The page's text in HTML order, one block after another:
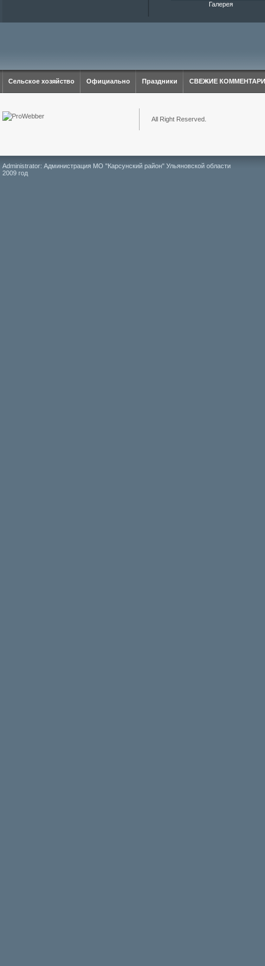
Галерея
Сельское хозяйство Официально Праздники СВЕЖИЕ
All Right Reserved.
Administrator: Администрация МО "Карсунский район" Ульяновской области
2009 год